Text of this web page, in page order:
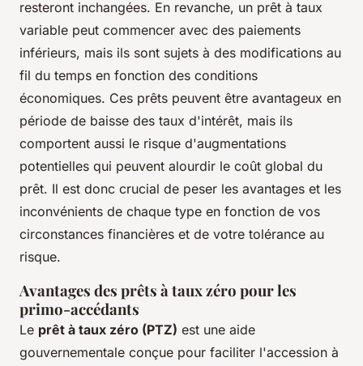
resteront inchangées. En revanche, un prêt à taux
variable peut commencer avec des paiements
inférieurs, mais ils sont sujets à des modifications au
fil du temps en fonction des conditions
économiques. Ces prêts peuvent être avantageux en
période de baisse des taux d'intérêt, mais ils
comportent aussi le risque d'augmentations
potentielles qui peuvent alourdir le coût global du
prêt. Il est donc crucial de peser les avantages et les
inconvénients de chaque type en fonction de vos
circonstances financières et de votre tolérance au
risque.
Avantages des prêts à taux zéro pour les
primo-accédants
Le prêt à taux zéro (PTZ) est une aide
gouvernementale conçue pour faciliter l'accession à